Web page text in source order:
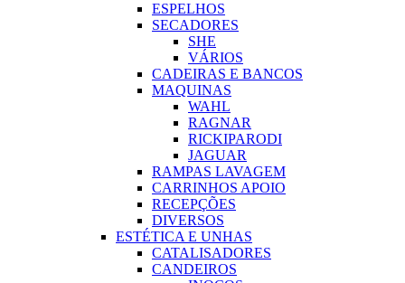
ESPELHOS
SECADORES
SHE
VÁRIOS
CADEIRAS E BANCOS
MAQUINAS
WAHL
RAGNAR
RICKIPARODI
JAGUAR
RAMPAS LAVAGEM
CARRINHOS APOIO
RECEPÇÕES
DIVERSOS
ESTÉTICA E UNHAS
CATALISADORES
CANDEIROS